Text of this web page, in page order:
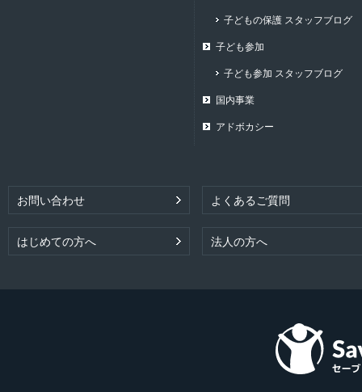
子どもの保護 スタッフブログ
子ども参加
子ども参加 スタッフブログ
国内事業
アドボカシー
お問い合わせ よくあるご質問
はじめての方へ 法人の方へ